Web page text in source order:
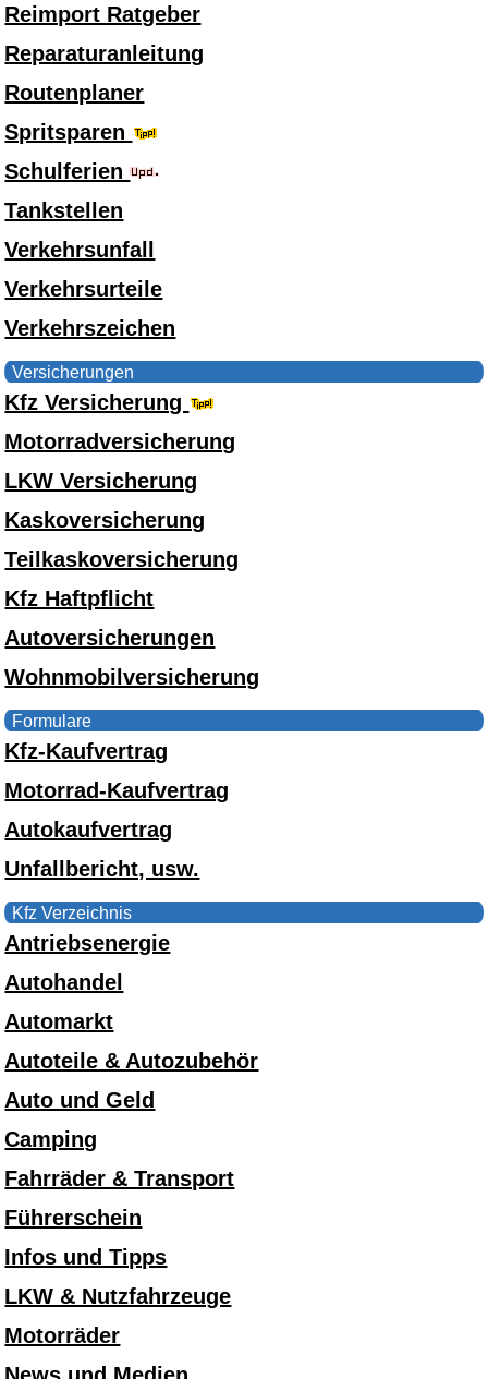
Reimport Ratgeber
Reparaturanleitung
Routenplaner
Spritsparen
Schulferien
Tankstellen
Verkehrsunfall
Verkehrsurteile
Verkehrszeichen
Versicherungen
Kfz Versicherung
Motorradversicherung
LKW Versicherung
Kaskoversicherung
Teilkaskoversicherung
Kfz Haftpflicht
Autoversicherungen
Wohnmobilversicherung
Formulare
Kfz-Kaufvertrag
Motorrad-Kaufvertrag
Autokaufvertrag
Unfallbericht, usw.
Kfz Verzeichnis
Antriebsenergie
Autohandel
Automarkt
Autoteile & Autozubehör
Auto und Geld
Camping
Fahrräder & Transport
Führerschein
Infos und Tipps
LKW & Nutzfahrzeuge
Motorräder